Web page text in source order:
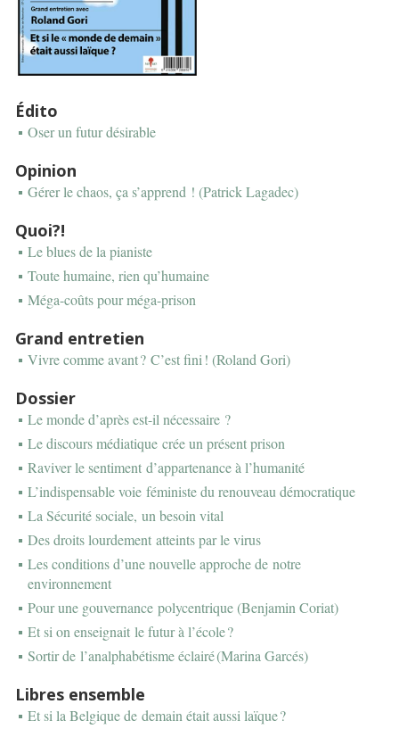
Édito
Oser un futur désirable
Opinion
Gérer le chaos, ça s’apprend ! (Patrick Lagadec)
Quoi?!
Le blues de la pianiste
Toute humaine, rien qu’humaine
Méga-coûts pour méga-prison
Grand entretien
Vivre comme avant ? C’est fini ! (Roland Gori)
Dossier
Le monde d’après est-il nécessaire ?
Le discours médiatique crée un présent prison
Raviver le sentiment d’appartenance à l’humanité
L’indispensable voie féministe du renouveau démocratique
La Sécurité sociale, un besoin vital
Des droits lourdement atteints par le virus
Les conditions d’une nouvelle approche de notre
environnement
Pour une gouvernance polycentrique (Benjamin Coriat)
Et si on enseignait le futur à l’école ?
Sortir de l’analphabétisme éclairé (Marina Garcés)
Libres ensemble
Et si la Belgique de demain était aussi laïque ?